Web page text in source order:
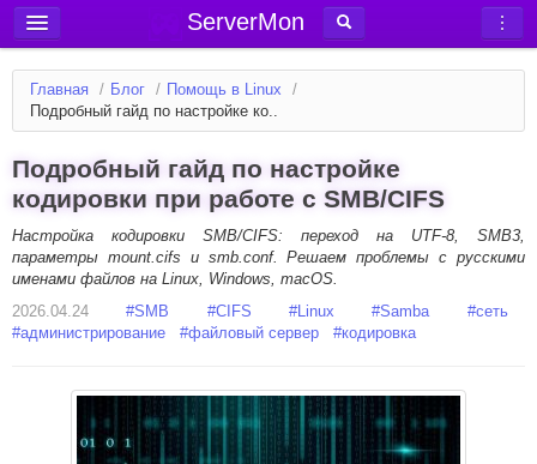
ServerMon
Добавить сервер
Мониторинг серверов
Блог
Форум
Вход в аккаунт
Главная / Блог / Помощь в Linux
/
Подробный гайд по настройке ко..
Подробный гайд по настройке
кодировки при работе с SMB/CIFS
Настройка кодировки SMB/CIFS: переход на UTF-8, SMB3,
параметры mount.cifs и smb.conf. Решаем проблемы с русскими
именами файлов на Linux, Windows, macOS.
2026.04.24
#SMB #CIFS #Linux #Samba #сеть
#администрирование #файловый сервер #кодировка